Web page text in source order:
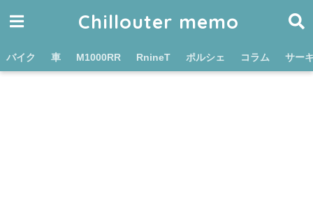
Chillouter memo
バイク 車 M1000RR RnineT ポルシェ コラム サー